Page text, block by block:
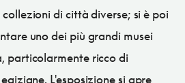
di città diverse; si è poi
uno dei più grandi musei
particolarmente ricco di
L'esposizione si apre